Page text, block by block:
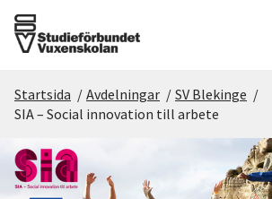
Det här gör vi
För dig som
Startsida / Avdelningar / SV Blekinge /
SIA – Social innovation till arbete